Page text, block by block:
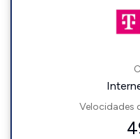
Velocidades